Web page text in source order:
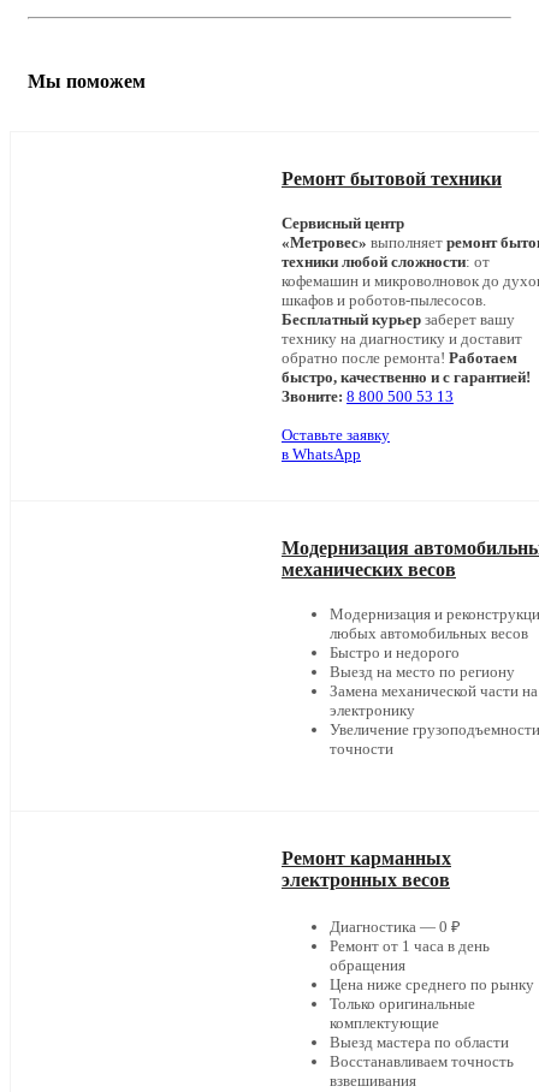
Мы поможем
Ремонт бытовой техники
Сервисный центр
«Метровес» выполняет ремонт
техники любой сложности: от
кофемашин и микроволновок до
шкафов и роботов-пылесосов.
Бесплатный курьер заберет вашу
технику на диагностику и доставит
обратно после ремонта! Работаем
быстро, качественно и с гарантией!
Звоните: 8 800 500 53 13
Оставьте заявку
в WhatsApp
Модернизация
механических весов
Модернизация и
любых автомобильных весов
Быстро и недорого
Выезд на место по региону
Замена механической части на
электронику
Увеличение
точности
Ремонт карманных
электронных весов
Диагностика — 0 ₽
Ремонт от 1 часа в день
обращения
Цена ниже среднего по рынку
Только оригинальные
комплектующие
Выезд мастера по области
Восстанавливаем точность
взвешивания